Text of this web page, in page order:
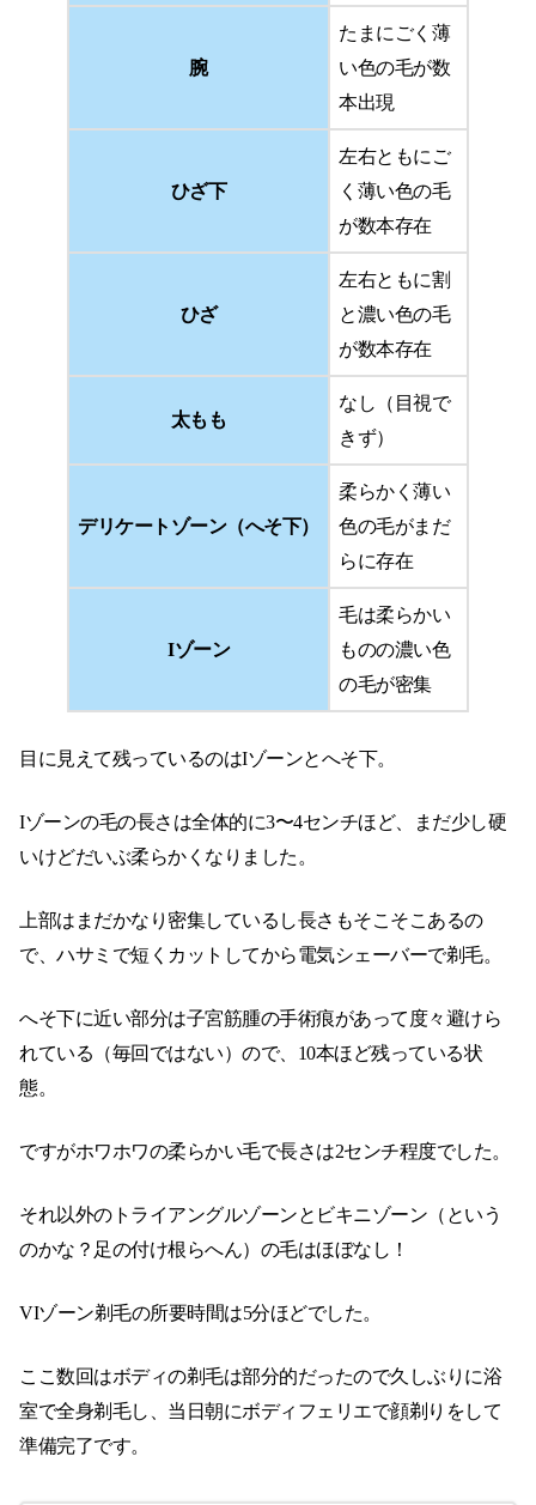
腕
たまにごく薄
い色の毛が数
本出現
ひざ下
左右ともにご
く薄い色の毛
が数本存在
ひざ
左右ともに割
と濃い色の毛
が数本存在
太もも
なし（目視で
きず）
デリケートゾーン（へそ下）
柔らかく薄い
色の毛がまだ
らに存在
Iゾーン
毛は柔らかい
ものの濃い色
の毛が密集
目に見えて残っているのはIゾーンとへそ下。
Iゾーンの毛の長さは全体的に3〜4センチほど、まだ少し硬
いけどだいぶ柔らかくなりました。
上部はまだかなり密集しているし長さもそこそこあるの
で、ハサミで短くカットしてから電気シェーバーで剃毛。
へそ下に近い部分は子宮筋腫の手術痕があって度々避けら
れている（毎回ではない）ので、10本ほど残っている状
態。
ですがホワホワの柔らかい毛で長さは2センチ程度でした。
それ以外のトライアングルゾーンとビキニゾーン（という
のかな？足の付け根らへん）の毛はほぼなし！
VIゾーン剃毛の所要時間は5分ほどでした。
ここ数回はボディの剃毛は部分的だったので久しぶりに浴
室で全身剃毛し、当日朝にボディフェリエで顔剃りをして
準備完了です。